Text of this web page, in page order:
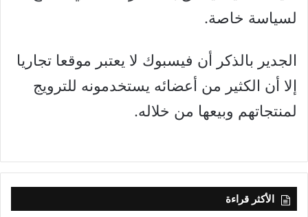
لسياسة خاصة.
الجدير بالذكر أن فيسبوك لا يعتبر موقعا تجاريا
إلا أن الكثير من أعضائه يستخدمونه للترويج
لمنتجاتهم وبيعها من خلاله.
الأكثر قراءة